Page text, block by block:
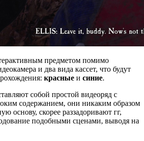
предметом помимо
и два вида кассет, что будут
красные и синие.
собой простой видеоряд с
содержанием, они никаким образом
основу, скорее раззадоривают гг,
подобными сценами, выводя на